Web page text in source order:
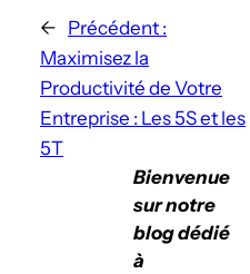
← Précédent :
Maximisez la
Productivité de Votre
Entreprise : Les 5S et les
5T
Bienvenue
sur notre
blog dédié
à